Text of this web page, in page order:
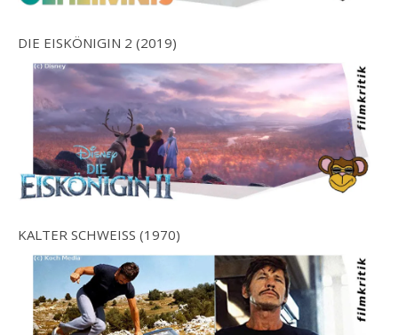
DIE EISKÖNIGIN 2 (2019)
KALTER SCHWEISS (1970)